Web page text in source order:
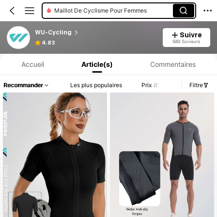
Maillot De Cyclisme Pour Femmes
WU-Cycling
4.83
Suivre
849 Suiveurs
Informations produit : Divulgation des prix, détails sur les ventes et le stock.
Accueil Article(s) Commentaires
Recommander Les plus populaires Prix Filtre